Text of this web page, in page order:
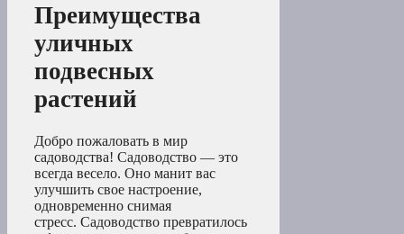
Преимущества
уличных
подвесных
растений
Добро пожаловать в мир
садоводства! Садоводство — это
всегда весело. Оно манит вас
улучшить свое настроение,
одновременно снимая
стресс. Садоводство превратилось